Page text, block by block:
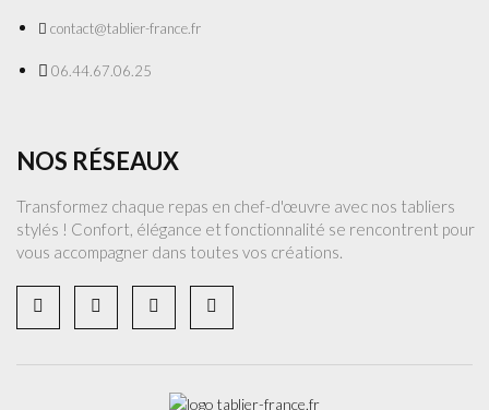
contact@tablier-france.fr
06.44.67.06.25
NOS RÉSEAUX
Transformez chaque repas en chef-d'œuvre avec nos tabliers
stylés ! Confort, élégance et fonctionnalité se rencontrent pour
vous accompagner dans toutes vos créations.